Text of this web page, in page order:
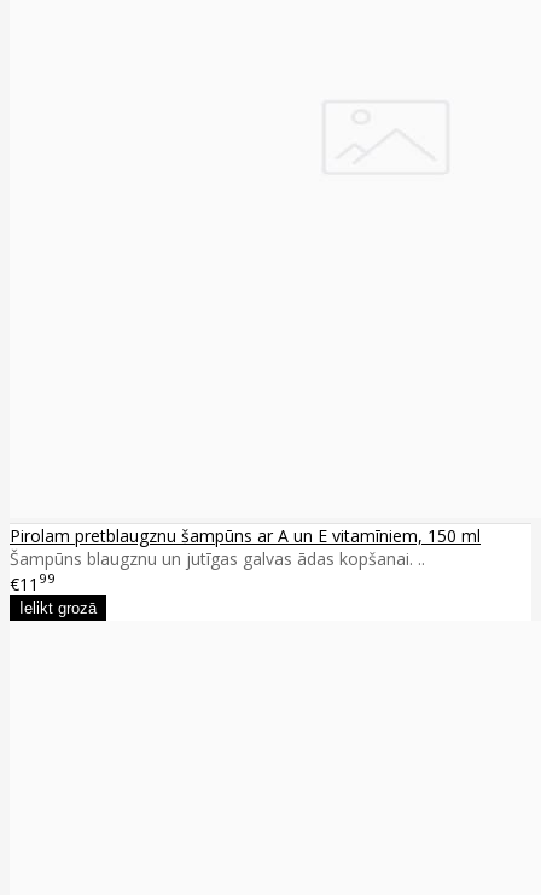
Pirolam pretblaugznu šampūns ar A un E vitamīniem, 150 ml
Šampūns blaugznu un jutīgas galvas ādas kopšanai. ..
€11 99